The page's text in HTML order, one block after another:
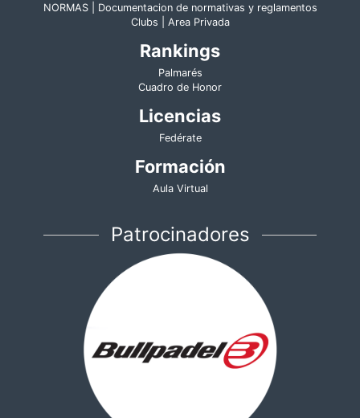
NORMAS | Documentacion de normativas y reglamentos
Clubs | Area Privada
Rankings
Palmarés
Cuadro de Honor
Licencias
Fedérate
Formación
Aula Virtual
Patrocinadores